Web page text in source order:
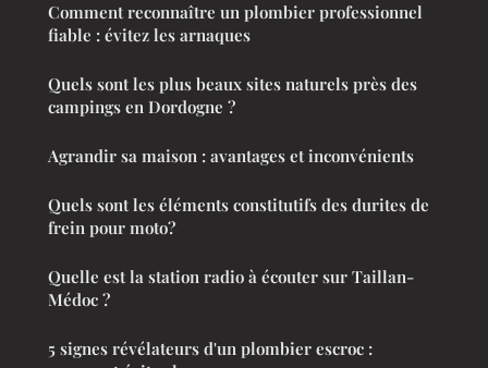
Comment reconnaître un plombier professionnel
fiable : évitez les arnaques
Quels sont les plus beaux sites naturels près des
campings en Dordogne ?
Agrandir sa maison : avantages et inconvénients
Quels sont les éléments constitutifs des durites de
frein pour moto?
Quelle est la station radio à écouter sur Taillan-
Médoc ?
5 signes révélateurs d'un plombier escroc :